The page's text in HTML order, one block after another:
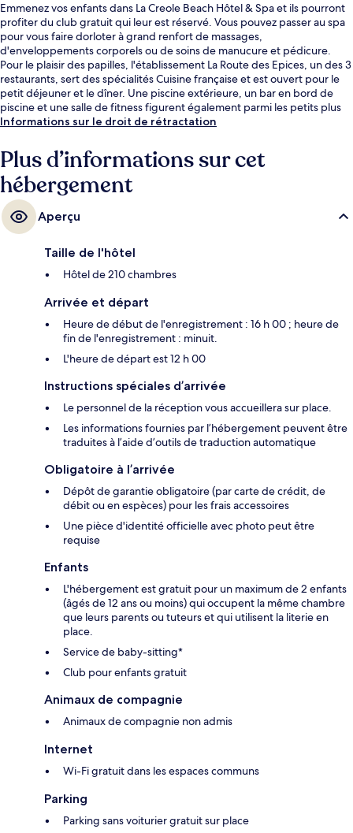
Emmenez vos enfants dans La Creole Beach Hôtel & Spa et ils pourront
profiter du club gratuit qui leur est réservé. Vous pouvez passer au spa
pour vous faire dorloter à grand renfort de massages,
d'enveloppements corporels ou de soins de manucure et pédicure.
Pour le plaisir des papilles, l'établissement La Route des Epices, un des 3
restaurants, sert des spécialités Cuisine française et est ouvert pour le
petit déjeuner et le dîner. Une piscine extérieure, un bar en bord de
piscine et une salle de fitness figurent également parmi les petits plus
offerts. Les autres voyageurs ne disent que du bien en ce qui concerne
Informations sur le droit de rétractation
Plus d’informations sur cet
hébergement
Aperçu
Taille de l'hôtel
Hôtel de 210 chambres
Arrivée et départ
Heure de début de l'enregistrement : 16 h 00 ; heure de
fin de l'enregistrement : minuit.
L'heure de départ est 12 h 00
Instructions spéciales d’arrivée
Le personnel de la réception vous accueillera sur place.
Les informations fournies par l’hébergement peuvent être
traduites à l’aide d’outils de traduction automatique
Obligatoire à l’arrivée
Dépôt de garantie obligatoire (par carte de crédit, de
débit ou en espèces) pour les frais accessoires
Une pièce d'identité officielle avec photo peut être
requise
Enfants
L'hébergement est gratuit pour un maximum de 2 enfants
(âgés de 12 ans ou moins) qui occupent la même chambre
que leurs parents ou tuteurs et qui utilisent la literie en
place.
Service de baby-sitting*
Club pour enfants gratuit
Animaux de compagnie
Animaux de compagnie non admis
Internet
Wi-Fi gratuit dans les espaces communs
Parking
Parking sans voiturier gratuit sur place